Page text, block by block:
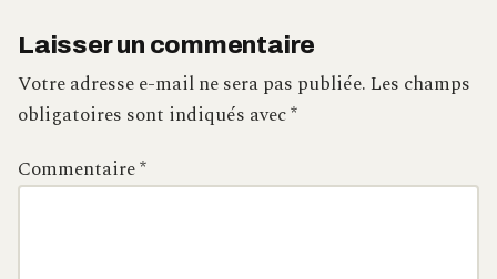
Laisser un commentaire
Votre adresse e-mail ne sera pas publiée.Les champs
obligatoires sont indiqués avec*
Commentaire*